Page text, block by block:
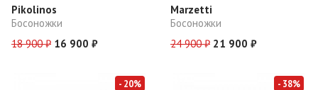
Pikolinos
Босоножки
18 900 ₽ 16 900 ₽
Marzetti
Босоножки
24 900 ₽ 21 900 ₽
- 20% - 38%